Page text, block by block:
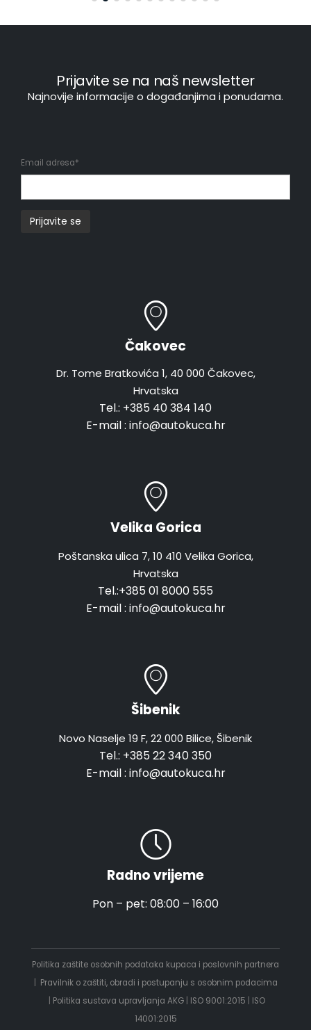
Prijavite se na naš newsletter
Najnovije informacije o događanjima i ponudama.
Email adresa*
Čakovec
Dr. Tome Bratkovića 1, 40 000 Čakovec,
Hrvatska
Tel.: +385 40 384 140
E-mail : info@autokuca.hr
Velika Gorica
Poštanska ulica 7, 10 410 Velika Gorica,
Hrvatska
Tel.:+385 01 8000 555
E-mail : info@autokuca.hr
Šibenik
Novo Naselje 19 F, 22 000 Bilice, Šibenik
Tel.: +385 22 340 350
E-mail : info@autokuca.hr
Radno vrijeme
Pon – pet: 08:00 – 16:00
Politika zaštite osobnih podataka kupaca i poslovnih partnera
Pravilnik o zaštiti, obradi i postupanju s osobnim podacima
Politika sustava upravljanja AKG| ISO 9001:2015
ISO
14001:2015